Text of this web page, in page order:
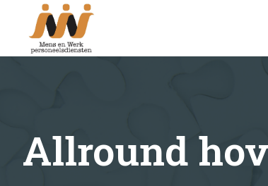
Allround
Job alert